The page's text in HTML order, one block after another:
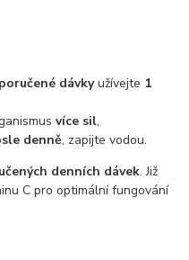
dávkyužívejte 1
více sil,
denně, zapijte vodou.
denních dávek. Již
C pro optimální fungování